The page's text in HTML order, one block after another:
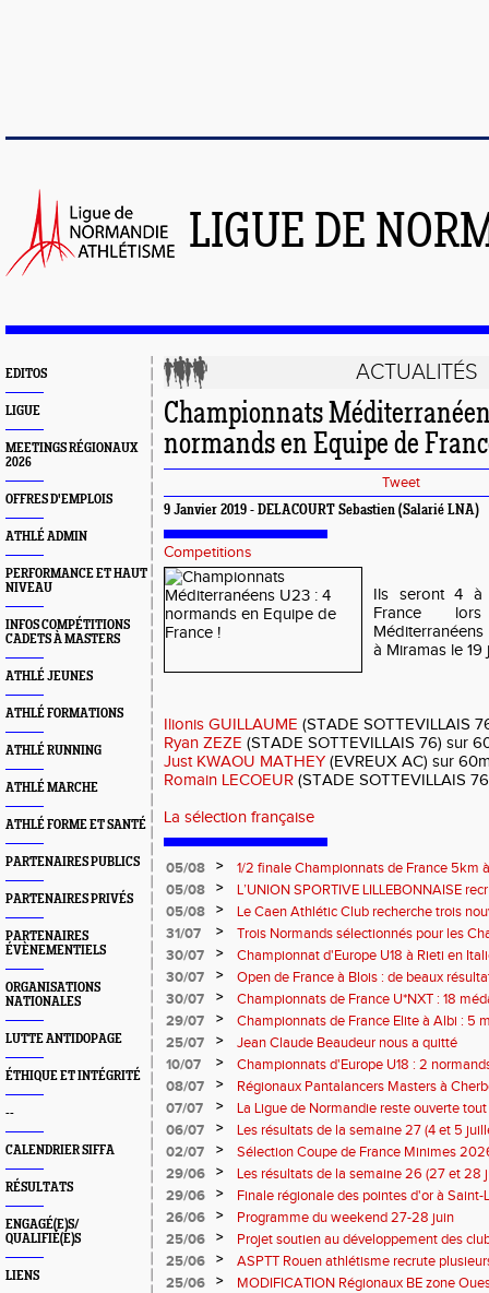
LIGUE DE
EDITOS
LIGUE
MEETINGS RÉGIONAUX
2026
OFFRES D'EMPLOIS
ATHLÉ ADMIN
PERFORMANCE ET HAUT
NIVEAU
INFOS COMPÉTITIONS
CADETS À MASTERS
ATHLÉ JEUNES
ATHLÉ FORMATIONS
ATHLÉ RUNNING
ATHLÉ MARCHE
ATHLÉ FORME ET SANTÉ
PARTENAIRES PUBLICS
PARTENAIRES PRIVÉS
PARTENAIRES
ÉVÈNEMENTIELS
ORGANISATIONS
NATIONALES
LUTTE ANTIDOPAGE
ÉTHIQUE ET INTÉGRITÉ
--
CALENDRIER SIFFA
RÉSULTATS
ENGAGÉ(E)S/
QUALIFIÉ(E)S
LIENS
ACTUALITÉS
Championnats
normands en Equipe de
Tweet
9 Janvier 2019 - DELACOURT Sebastien (Salarié LNA)
Competitions
Ils seront 4 à
France
à Miramas le 19
Ilionis GUILLAUME (STADE SOTTEVILLAIS
Ryan ZEZE (STADE SOTTEVILLAIS 76) sur
Just KWAOU MATHEY (EVREUX AC) sur
Romain LECOEUR (STADE SOTTEVILLAIS
La sélection française
05/08 >
1/2 finale Championnats de France 5km
13 septembre 2026 : les informations
05/08 >
L’UNION SPORTIVE LILLEBONNAISE
rentrée 2026
05/08 >
Le Caen Athlétic Club recherche trois
civique à compter de septembre 2026
31/07 >
Trois Normands sélectionnés pour les
Eugene !
30/07 >
Championnat d'Europe U18 à Rieti en
normands
30/07 >
Open de France à Blois : de beaux
30/07
>
Championnats de France U*NXT : 18
29/07
>
Championnats de France Elite à Albi : 5
titres !
25/07 >
Jean Claude Beaudeur nous a quitté
10/07
>
Championnats d'Europe U18 : 2
08/07
>
Régionaux Pantalancers Masters à
07/07
>
La Ligue de Normandie reste ouverte tout
06/07
>
Les résultats de la semaine 27 (4 et 5
02/07
>
Sélection Coupe de France Minimes
29/06
>
Les résultats de la semaine 26 (27 et 28
29/06
>
Finale régionale des pointes d'or à
informations
26/06 >
Programme du weekend 27-28 juin
25/06
>
Projet soutien au développement des
25/06
>
ASPTT Rouen athlétisme recrute
25/06
>
MODIFICATION Régionaux BE zone